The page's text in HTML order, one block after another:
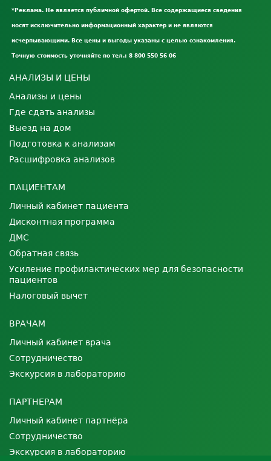
*Реклама. Не является публичной офертой. Все содержащиеся сведения
носят исключительно информационный характер и не являются
исчерпывающими. Все цены и выгоды указаны с целью ознакомления.
Точную стоимость уточняйте по тел.: 8 800 550 56 06
АНАЛИЗЫ И ЦЕНЫ
Анализы и цены
Где сдать анализы
Выезд на дом
Подготовка к анализам
Расшифровка анализов
ПАЦИЕНТАМ
Личный кабинет пациента
Дисконтная программа
ДМС
Обратная связь
Усиление профилактических мер для безопасности
пациентов
Налоговый вычет
ВРАЧАМ
Личный кабинет врача
Сотрудничество
Экскурсия в лабораторию
ПАРТНЕРАМ
Личный кабинет партнёра
Сотрудничество
Экскурсия в лабораторию